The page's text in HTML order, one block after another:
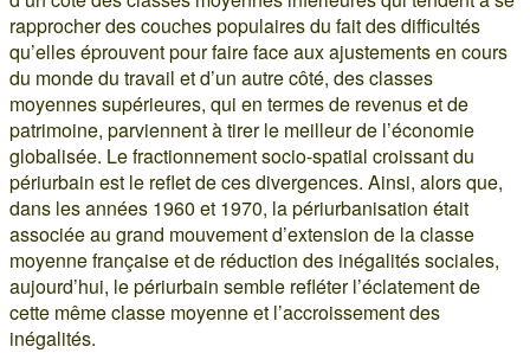
rapprocher des couches populaires du fait des difficultés
qu’elles éprouvent pour faire face aux ajustements en cours
du monde du travail et d’un autre côté, des classes
moyennes supérieures, qui en termes de revenus et de
patrimoine, parviennent à tirer le meilleur de l’économie
globalisée. Le fractionnement socio-spatial croissant du
périurbain est le reflet de ces divergences. Ainsi, alors que,
dans les années 1960 et 1970, la périurbanisation était
associée au grand mouvement d’extension de la classe
moyenne française et de réduction des inégalités sociales,
aujourd’hui, le périurbain semble refléter l’éclatement de
cette même classe moyenne et l’accroissement des
inégalités.